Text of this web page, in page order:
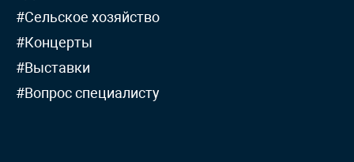
#Сельское хозяйство
#Концерты
#Выставки
#Вопрос специалисту